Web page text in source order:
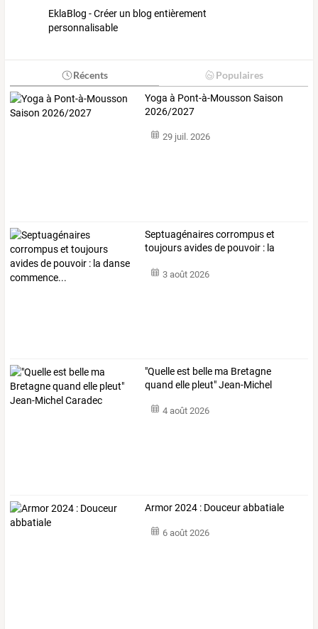
EklaBlog - Créer un blog entièrement
personnalisable
Récents Populaires
Yoga à Pont-à-Mousson Saison
2026/2027
29 juil. 2026
Septuagénairescorrompuset
toujoursavidesde pouvoir : la
3 août 2026
"Quelle est belle ma Bretagne
quand elle pleut" Jean-Michel
4 août 2026
Armor 2024 : Douceur abbatiale
6 août 2026